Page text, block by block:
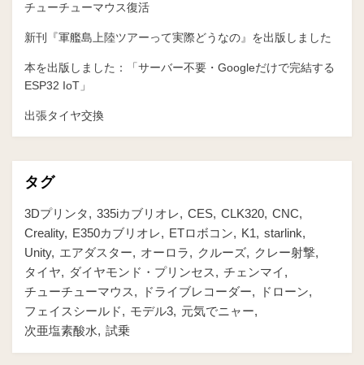
チューチューマウス復活
新刊『軍艦島上陸ツアーって実際どうなの』を出版しました
本を出版しました：「サーバー不要・Googleだけで完結する
ESP32 IoT」
出張タイヤ交換
タグ
3Dプリンタ 335iカブリオレ CES CLK320 CNC
Creality
E350カブリオレ ETロボコン K1
starlink
Unity
エアダスター オーロラ クルーズ
クレー射撃
タイヤ
ダイヤモンド・プリンセス
チェンマイ
チューチューマウス
ドライブレコーダー
ドローン
フェイスシールド
モデル3
元気でニャー
次亜塩素酸水
試乗